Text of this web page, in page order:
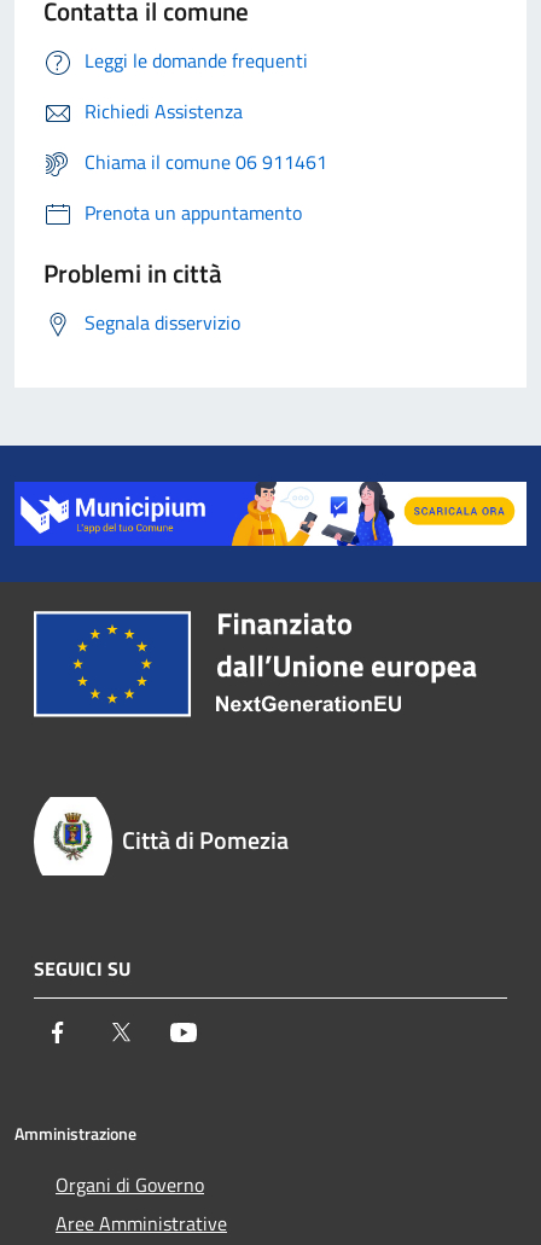
Contatta il comune
Leggi le domande frequenti
Richiedi Assistenza
Chiama il comune 06 911461
Prenota un appuntamento
Problemi in città
Segnala disservizio
Città di Pomezia
SEGUICI SU
Facebook Twitter
Amministrazione
Organi di Governo
Aree Amministrative